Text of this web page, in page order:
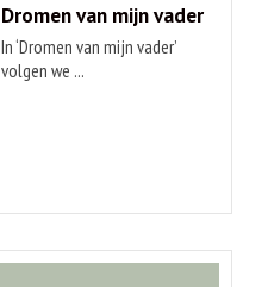
Dromen van mijn vader
In ‘Dromen van mijn vader’
volgen we ...